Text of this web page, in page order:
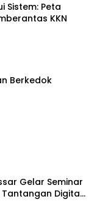
Sistem: Peta
KKN
Berkedok
Gelar Seminar
Digital